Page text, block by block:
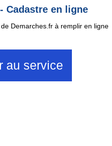
Cadastre en ligne
Demarches.fr à remplir en ligne
au service